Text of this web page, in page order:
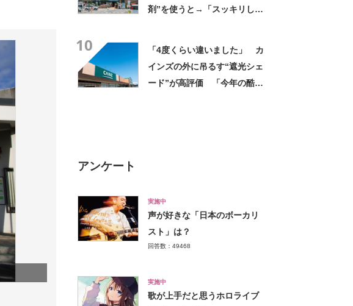
剤”を使うと→「スッキリした
10
「4度くらい違いました」 カ
インズの外に吊るす“遮光シェ
ード”が高評価 「今年の酷暑
アンケート
実施中
声が好きな「日本のボーカリ
スト」は？
回答数：49468
実施中
歌が上手だと思うホロライブ